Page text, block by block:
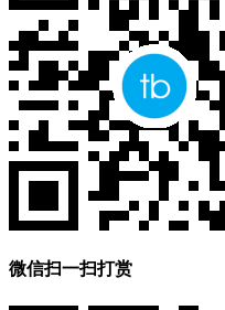
微信扫一扫打赏